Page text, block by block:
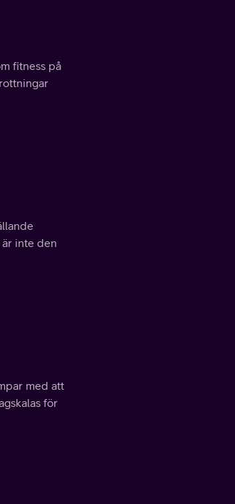
fitness på
inte den
med att
för